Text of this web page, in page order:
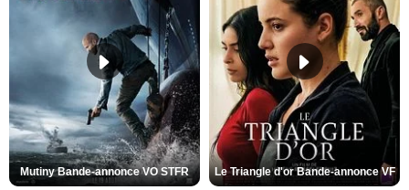
Mutiny Bande-annonce VO STFR Le Triangle d'or Bande-annonce VF